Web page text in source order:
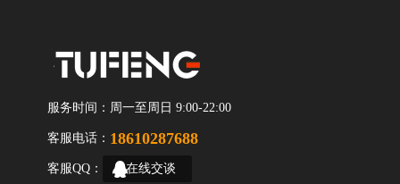
服务时间： 周一至周日 9:00-22:00
客服电话： 18610287688
客服QQ： 在线交谈